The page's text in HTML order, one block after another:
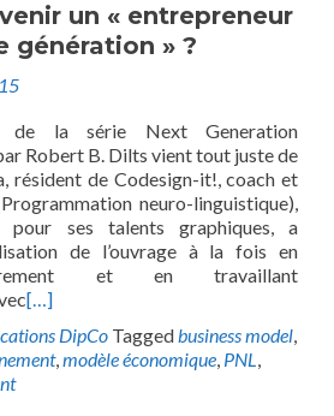
un « entrepreneur
génération » ?
de la série Next Generation
Robert B. Dilts vient tout juste de
résident de Codesign-it!, coach et
neuro-linguistique),
pour ses talents graphiques, a
de l’ouvrage à la fois en
et en travaillant
[…]
DipCo Taggedbusiness model,
,modèle économique, PNL,